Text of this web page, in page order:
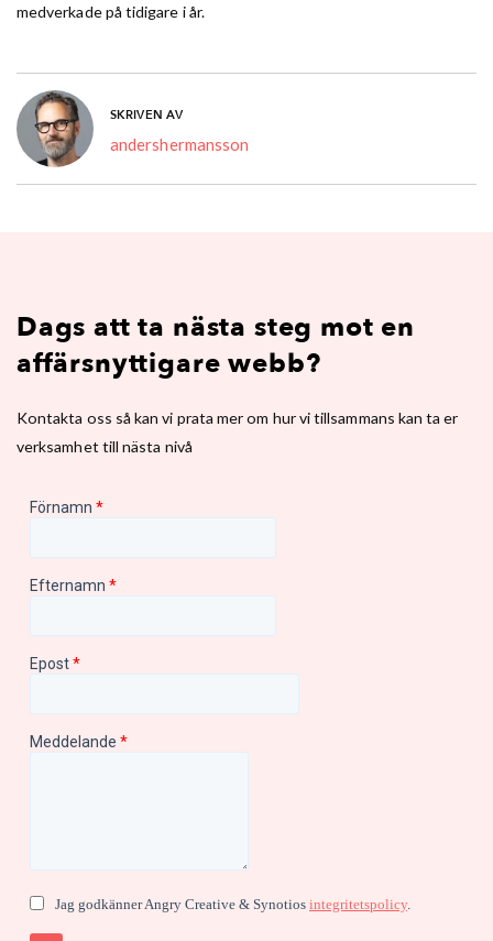
medverkade på tidigare i år.
SKRIVEN AV
andershermansson
Dags att ta nästa steg mot en
affärsnyttigare webb?
Kontakta oss så kan vi prata mer om hur vi tillsammans kan ta er
verksamhet till nästa nivå